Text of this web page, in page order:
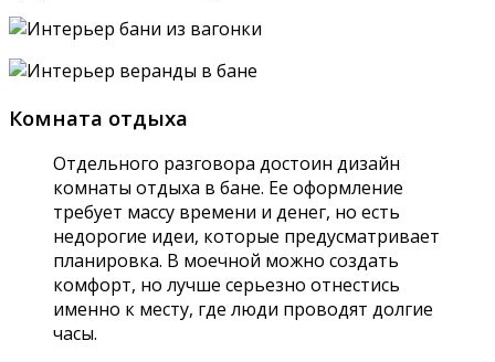
Комната отдыха
Отдельного разговора достоин дизайн
комнаты отдыха в бане. Ее оформление
требует массу времени и денег, но есть
недорогие идеи, которые предусматривает
планировка. В моечной можно создать
комфорт, но лучше серьезно отнестись
именно к месту, где люди проводят долгие
часы.